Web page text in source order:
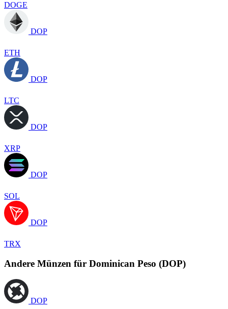
DOGE
DOP
ETH
DOP
LTC
DOP
XRP
DOP
SOL
DOP
TRX
Andere Münzen für Dominican Peso (DOP)
DOP